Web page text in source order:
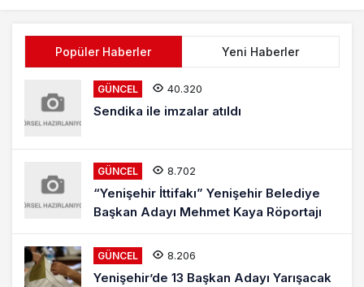
Popüler Haberler Yeni Haberler
GÜNCEL 40.320
Sendika ile imzalar atıldı
GÜNCEL 8.702
“Yenişehir İttifakı” Yenişehir Belediye
Başkan Adayı Mehmet Kaya Röportajı
GÜNCEL 8.206
Yenişehir’de 13 Başkan Adayı Yarışacak